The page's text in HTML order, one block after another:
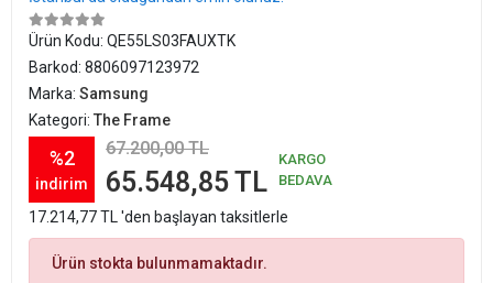
Ürün Kodu: QE55LS03FAUXTK
Barkod: 8806097123972
Marka: Samsung
Kategori: The Frame
%2
indirim
67.200,00 TL
65.548,85 TL
KARGO
BEDAVA
17.214,77 TL 'den başlayan taksitlerle
Ürün stokta bulunmamaktadır.